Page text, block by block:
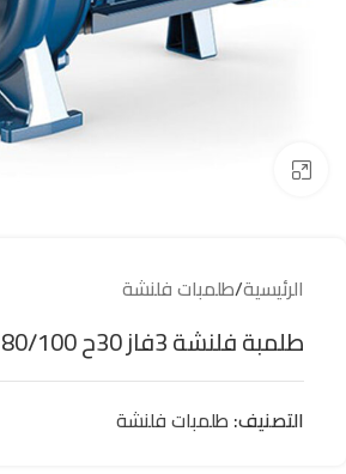
الرئيسية/طلمبات فلنشة
طلمبة فلنشة 3فاز 30ح 80/100مم F80/160A
التصنيف: طلمبات فلنشة